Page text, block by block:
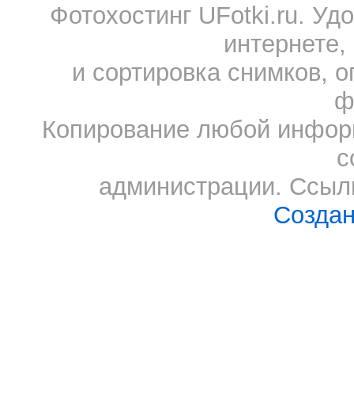
Фотохостинг UFotki.ru.
и сортировка снимков,
Копирование любой
администрации.